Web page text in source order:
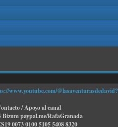
www.youtube.com/
/ Apoyo al canal
Bizum paypal.me/RafaGranada
0073 0100 5105 5408 8320